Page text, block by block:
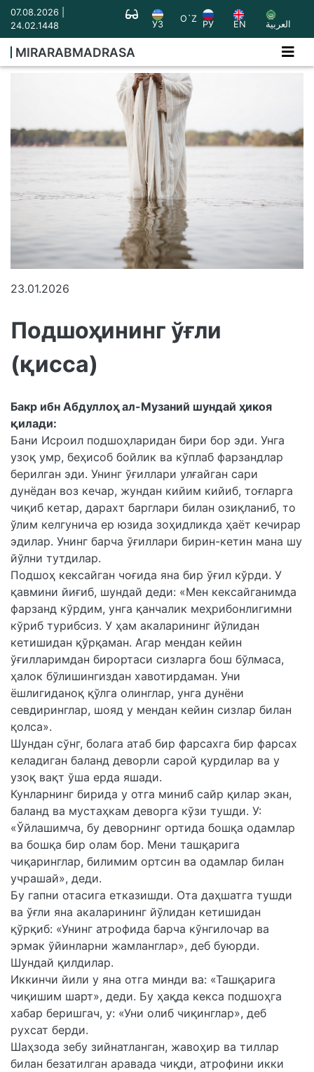
07.08.2026 |
24.02.1448
УЗ
O`Z
РУ EN العربية
MIRARABMADRASA
23.01.2026
Подшоҳининг ўғли
(қисса)
Бакр ибн Абдуллоҳ ал-Музаний шундай ҳикоя
қилади:
Бани Исроил подшоҳларидан бири бор эди. Унга
узоқ умр, беҳисоб бойлик ва кўплаб фарзандлар
берилган эди. Унинг ўғиллари улғайган сари
дунёдан воз кечар, жундан кийим кийиб, тоғларга
чиқиб кетар, дарахт барглари билан озиқланиб, то
ўлим келгунича ер юзида зоҳидликда ҳаёт кечирар
эдилар. Унинг барча ўғиллари бирин-кетин мана шу
йўлни тутдилар.
Подшоҳ кексайган чоғида яна бир ўғил кўрди. У
қавмини йиғиб, шундай деди: «Мен кексайганимда
фарзанд кўрдим, унга қанчалик меҳрибонлигимни
кўриб турибсиз. У ҳам акаларининг йўлидан
кетишидан қўрқаман. Агар мендан кейин
ўғилларимдан бирортаси сизларга бош бўлмаса,
ҳалок бўлишингиздан хавотирдаман. Уни
ёшлигиданоқ қўлга олинглар, унга дунёни
севдиринглар, шояд у мендан кейин сизлар билан
қолса».
Шундан сўнг, болага атаб бир фарсахга бир фарсах
келадиган баланд деворли сарой қурдилар ва у
узоқ вақт ўша ерда яшади.
Кунларнинг бирида у отга миниб сайр қилар экан,
баланд ва мустаҳкам деворга кўзи тушди. У:
«Ўйлашимча, бу деворнинг ортида бошқа одамлар
ва бошқа бир олам бор. Мени ташқарига
чиқаринглар, билимим ортсин ва одамлар билан
учрашай», деди.
Бу гапни отасига етказишди. Ота даҳшатга тушди
ва ўғли яна акаларининг йўлидан кетишидан
қўрқиб: «Унинг атрофида барча кўнгилочар ва
эрмак ўйинларни жамланглар», деб буюрди.
Шундай қилдилар.
Иккинчи йили у яна отга минди ва: «Ташқарига
чиқишим шарт», деди. Бу ҳақда кекса подшоҳга
хабар беришгач, у: «Уни олиб чиқинглар», деб
рухсат берди.
Шаҳзода зебу зийнатланган, жавоҳир ва тиллар
билан безатилган аравада чиқди, атрофини икки